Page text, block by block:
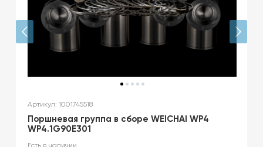
Артикул: 1001745518
Поршневая группа в сборе WEICHAI WP4
WP4.1G90E301
Есть в наличии